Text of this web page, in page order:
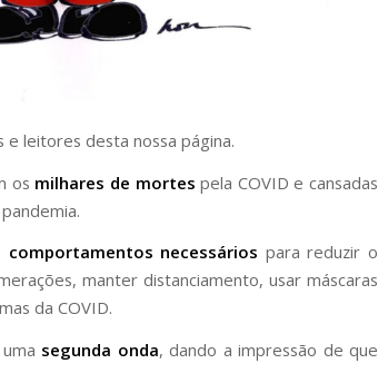
e leitores desta nossa página.
os milhares de mortes pela COVID e cansadas
comportamentos necessários para reduzir o
manter distanciamento, usar máscaras
da COVID.
segunda onda, dando a impressão de que